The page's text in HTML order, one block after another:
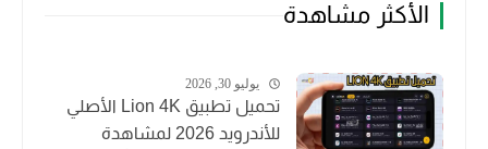
الأكثر مشاهدة
يوليو 30, 2026
تحميل تطبيق Lion 4K الأصلي
للأندرويد 2026 لمشاهدة